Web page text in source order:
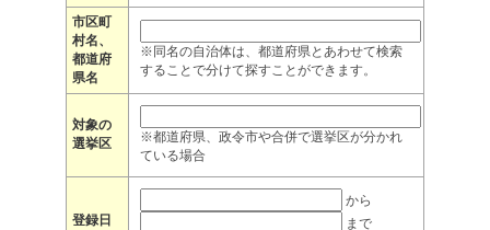
市区町
村名、
都道府
県名
※同名の自治体は、都道府県とあわせて検索
することで分けて探すことができます。
対象の
選挙区
※都道府県、政令市や合併で選挙区が分かれ
ている場合
登録日
から
まで